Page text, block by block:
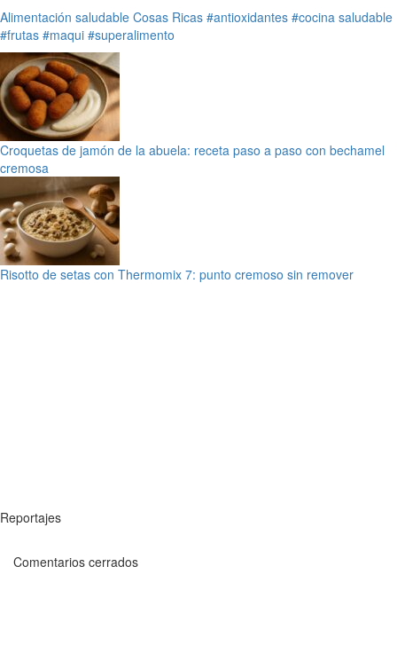
Alimentación saludable Cosas Ricas #antioxidantes #cocina saludable
#frutas #maqui #superalimento
Croquetas de jamón de la abuela: receta paso a paso con bechamel
cremosa
Risotto de setas con Thermomix 7: punto cremoso sin remover
Reportajes
Comentarios cerrados